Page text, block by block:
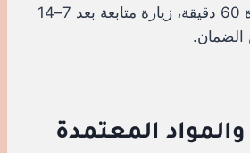
تهوية لمدة 60 دقيقة، زيارة متابعة بعد 7–14
الضمان.
والمواد المعتمدة